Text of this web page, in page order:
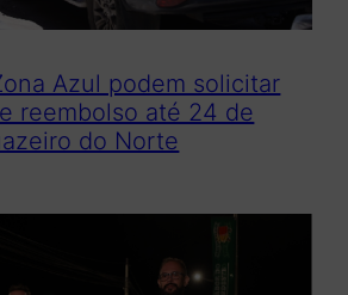
Azul podem solicitar
reembolso até 24 de
do Norte